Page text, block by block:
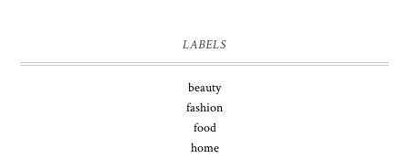
LABELS
beauty
fashion
food
home